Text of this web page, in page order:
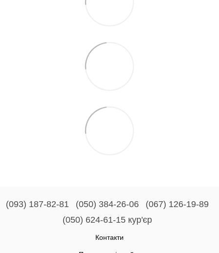
(093) 187-82-81 (050) 384-26-06
(067) 126-19-89
(050) 624-61-15 кур'єр
Контакти